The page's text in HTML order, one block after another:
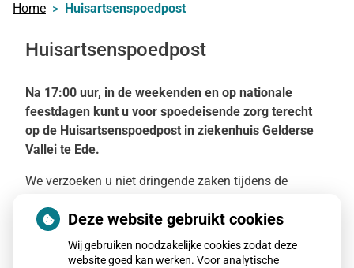
Home Huisartsenspoedpost
Huisartsenspoedpost
Na 17:00 uur, in de weekenden en op nationale
feestdagen kunt u voor spoedeisende zorg terecht
op de Huisartsenspoedpost in ziekenhuis Gelderse
Vallei te Ede.
We verzoeken u niet dringende zaken tijdens de
overleggen. Aangezien uw eigen huisarts uw medische
dossier kent en het ziektebeloop kan vervolgen heeft
dat de voorkeur.
Deze website gebruikt cookies
Wij gebruiken noodzakelijke cookies zodat deze
website goed kan werken. Voor analytische